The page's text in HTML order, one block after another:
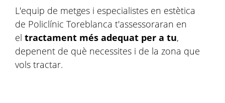
L'equip de metges i especialistes en estètica
de Policlínic Toreblanca t'assessoraran en
el tractament més adequat per a tu,
depenent de què necessites i de la zona que
vols tractar.